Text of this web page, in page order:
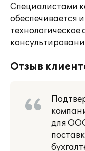
Специалистами
обеспечивается
Отзыв
для